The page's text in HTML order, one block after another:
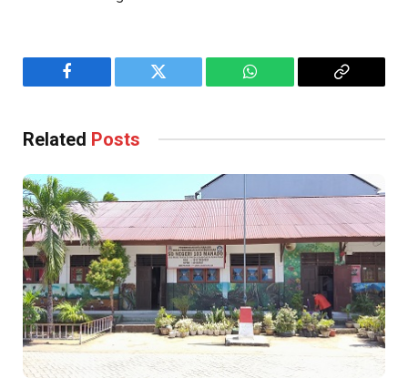
Facebook Twitter WhatsApp
Copy
Related Posts